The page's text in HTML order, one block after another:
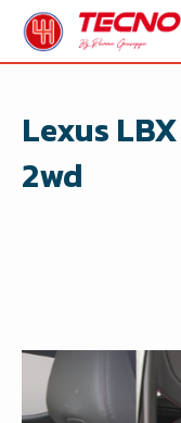
Lexus
2wd